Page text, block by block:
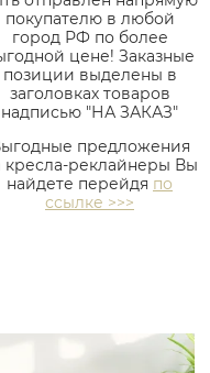
покупателю в любой
город РФ по более
цене! Заказные
позиции выделены в
заголовках товаров
надписью "НА ЗАКАЗ"
предложения
кресла-реклайнеры Вы
найдете перейдя по
ссылке >>>